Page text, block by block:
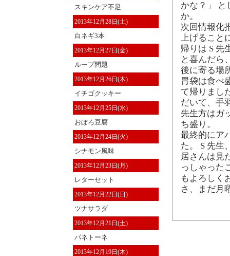
スキンケア不足
2013年12月28日(土)
白ネギ3本
2013年12月27日(金)
ループ問題
2013年12月26日(木)
イチゴクッキー
2013年12月25日(水)
おぼろ豆腐
2013年12月24日(火)
シナモン風味
2013年12月23日(月)
レターセット
2013年12月22日(日)
ツナサラダ
2013年12月21日(土)
パネトーネ
2013年12月19日(木)
かな？」 と
か。
次回情報化
上げること
帰りは S 先
と喜んだら
後に寄る場
胃袋は食べ
て帰りまし
だいて、手
先生方はガ
ち盛り。
最終的にア
た。 S 先生
居さんは見
っしゃった
もよろしく
さ、まだ月